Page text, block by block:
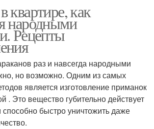
квартире, как
народными
Рецепты
раз и навсегда народными
но возможно. Одним из самых
является изготовление приманок
. Это вещество губительно действует
способно быстро уничтожить даже